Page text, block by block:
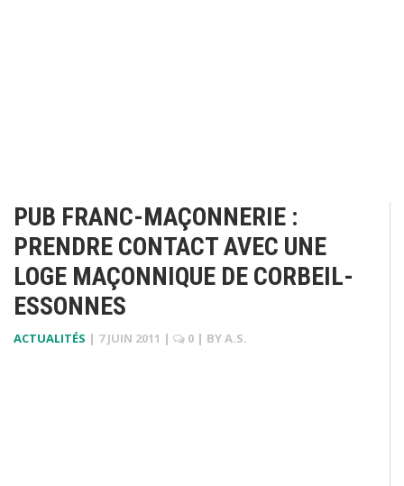
PUB FRANC-MAÇONNERIE :
PRENDRE CONTACT AVEC UNE
LOGE MAÇONNIQUE DE CORBEIL-
ESSONNES
ACTUALITÉS | 7 JUIN 2011 | 0 | BYA.S.